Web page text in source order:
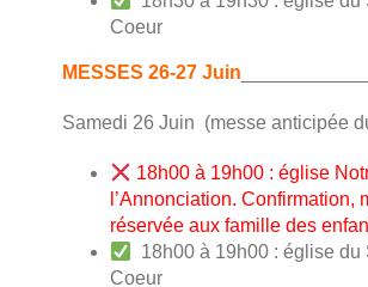
Coeur
MESSES 26-27 Juin
Samedi 26 Juin (messe anticipée
18h00 à 19h00 : église
l’Annonciation. Confirmation,
réservée aux famille des
18h00 à 19h00 : église du
Coeur